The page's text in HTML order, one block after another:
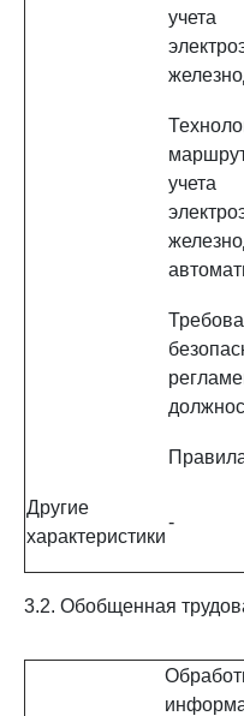
учета
учета
Другие
характеристики
-
3.2. Обобщенная